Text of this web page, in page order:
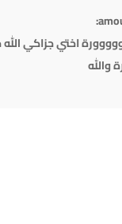
اختي جزاكي الله
والله